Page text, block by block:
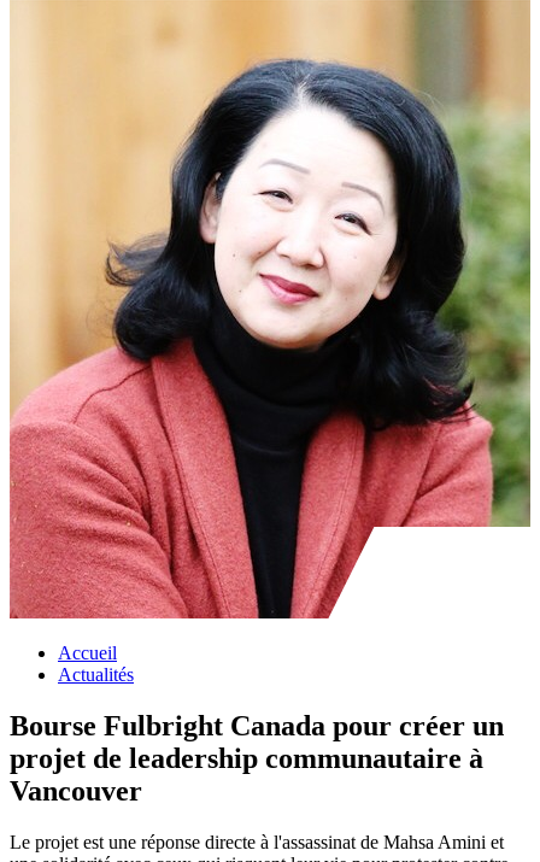
Accueil
Actualités
Bourse Fulbright Canada pour créer un
projet de leadership communautaire à
Vancouver
Le projet est une réponse directe à l'assassinat de Mahsa Amini et